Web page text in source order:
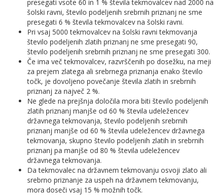
presegati vsote 60 in 1 % števila tekmovalcev nad 2000 na
šolski ravni, število podeljenih srebrnih priznanj ne sme
presegati 6 % števila tekmovalcev na šolski ravni.
Pri vsaj 5000 tekmovalcev na šolski ravni tekmovanja
število podeljenih zlatih priznanj ne sme presegati 90,
število podeljenih srebrnih priznanj ne sme presegati 300.
Če ima več tekmovalcev, razvrščenih po dosežku, na meji
za prejem zlatega ali srebrnega priznanja enako število
točk, je dovoljeno povečanje števila zlatih in srebrnih
priznanj za največ 2 %.
Ne glede na prejšnja določila mora biti število podeljenih
zlatih priznanj manjše od 60 % števila udeležencev
državnega tekmovanja, število podeljenih srebrnih
priznanj manjše od 60 % števila udeležencev državnega
tekmovanja, skupno število podeljenih zlatih in srebrnih
priznanj pa manjše od 80 % števila udeležencev
državnega tekmovanja.
Da tekmovalec na državnem tekmovanju osvoji zlato ali
srebrno priznanje za uspeh na državnem tekmovanju,
mora doseči vsaj 15 % možnih točk.